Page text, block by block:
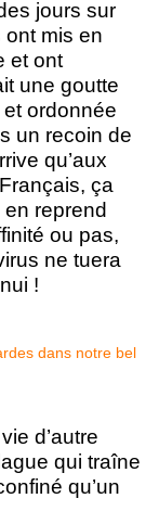
jours sur
mis en
et ont
une goutte
et ordonnée
un recoin de
qu’aux
ça
reprend
ou pas,
ne tuera
!
d’autre
qui traîne
qu’un